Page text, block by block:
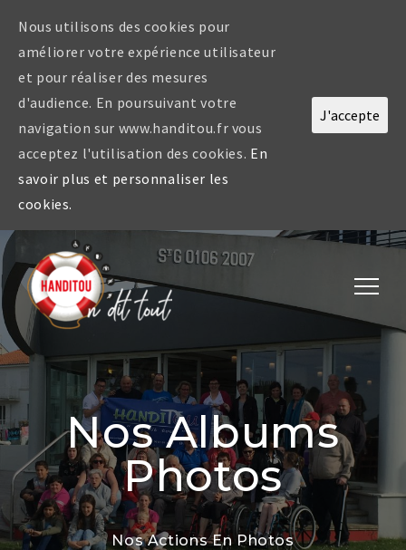
Nos Albums
Photos
Nos Actions En Photos
Nous utilisons des cookies pour
améliorer votre expérience utilisateur
et pour réaliser des mesures
d'audience. En poursuivant votre
navigation sur www.handitou.fr vous
acceptez l'utilisation des cookies. En
savoir plus et personnaliser les
cookies.
J'accepte